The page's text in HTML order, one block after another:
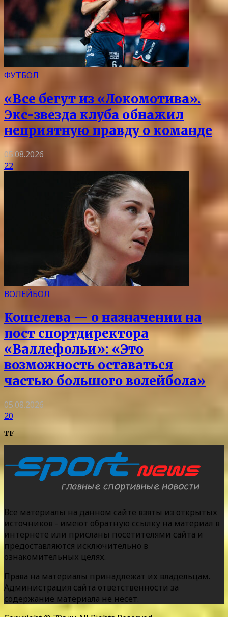
ФУТБОЛ
«Все бегут из «Локомотива».
Экс-звезда клуба обнажил
неприятную правду о команде
05.08.2026
22
ВОЛЕЙБОЛ
Кошелева — о назначении на
пост спортдиректора
«Валлефольи»: «Это
возможность оставаться
частью большого волейбола»
05.08.2026
20
TF
Все материалы на данном сайте взяты из открытых
источников - имеют обратную ссылку на материал в
интернете или присланы посетителями сайта и
предоставляются исключительно в
ознакомительных целях.
Права на материалы принадлежат их владельцам.
Администрация сайта ответственности за
содержание материала не несет.